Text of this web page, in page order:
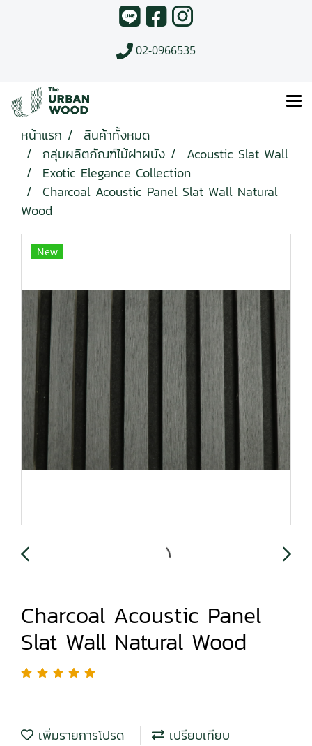
02-0966535
หน้าแรก
สินค้าทั้งหมด
กลุ่มผลิตภัณฑ์ไม้ฝาผนัง
Acoustic Slat Wall
Exotic Elegance Collection
Charcoal Acoustic Panel Slat Wall Natural
Wood
New
Charcoal Acoustic Panel
Slat Wall Natural Wood
เพิ่มรายการโปรด
เปรียบเทียบ